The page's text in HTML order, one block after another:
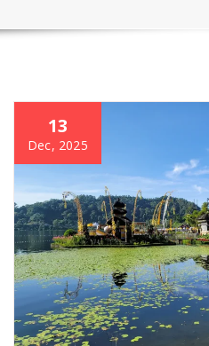
13
Dec, 2025